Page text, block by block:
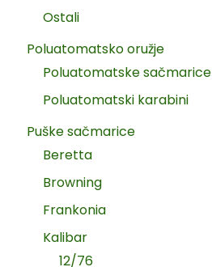
Ostali
Poluatomatsko oružje
Poluatomatske sačmarice
Poluatomatski karabini
Puške sačmarice
Beretta
Browning
Frankonia
Kalibar
12/76